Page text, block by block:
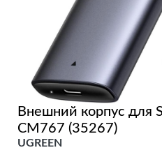
Внешний корпус для
CM767 (35267)
UGREEN